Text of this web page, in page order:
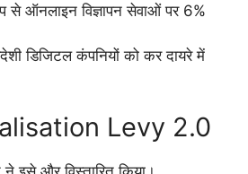
ऑनलाइन विज्ञापन सेवाओं पर 6%
डिजिटल कंपनियों को कर दायरे में
Levy 2.0